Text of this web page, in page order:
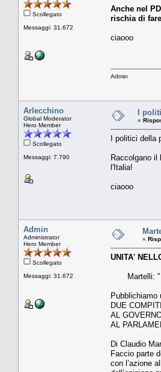
Scollegato
Messaggi: 31.672
Anche nel
rischia di
ciaooo
Admin
Arlecchino
Global Moderator
Hero Member
Scollegato
Messaggi: 7.790
I
«
I politici della
Raccolgano il
l'Italia!
ciaooo
Admin
Administrator
Hero Member
Scollegato
Messaggi: 31.672
«
UNITA'
Martelli:
Pubblichiamo
DUE
AL
AL
Di Claudio
Faccio parte
con l’azione